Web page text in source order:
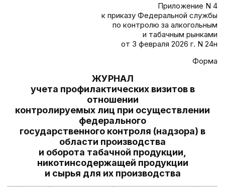
Приложение N 4
к приказу Федеральной службы
по контролю за алкогольным
и табачным рынками
от 3 февраля 2026 г. N 24н
Форма
ЖУРНАЛ
учета профилактических визитов в
отношении
контролируемых лиц при осуществлении
федерального
государственного контроля (надзора) в
области производства
и оборота табачной продукции,
никотинсодержащей продукции
и сырья для их производства